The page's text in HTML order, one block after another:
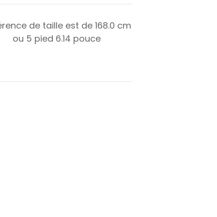
de taille est de168.0 cm
ou 5 pied 6.14 pouce